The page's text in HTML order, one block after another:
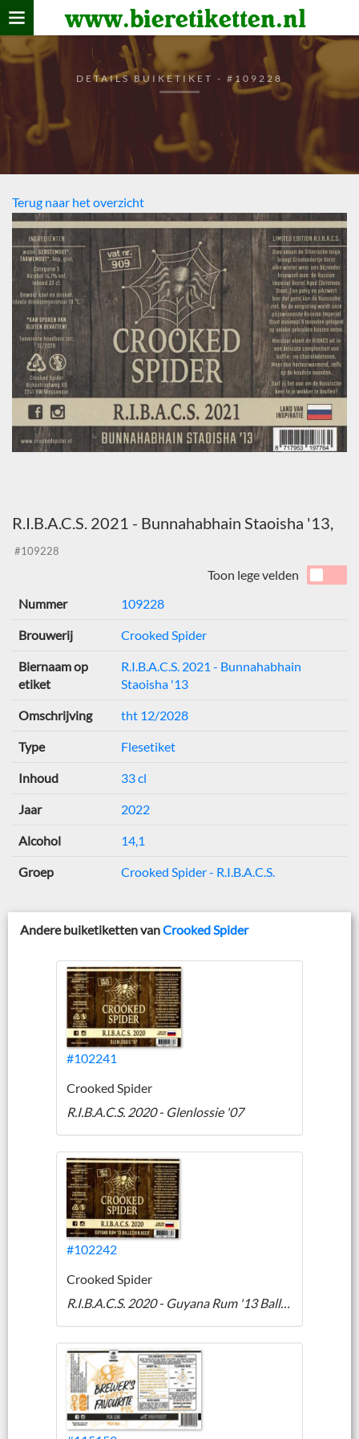
www.bieretiketten.nl
Home
verzamelen
De bierkaart
Bezoekers
DETAILS BUIKETIKET - #109228
Terug naar het overzicht
R.I.B.A.C.S. 2021 - Bunnahabhain Staoisha '13,
#109228
Toon lege velden
Nummer
109228
Brouwerij Crooked Spider
Biernaam op
etiket
R.I.B.A.C.S. 2021 - Bunnahabhain
Staoisha '13
Omschrijving tht 12/2028
Type Flesetiket
Inhoud 33 cl
Jaar 2022
Alcohol 14,1
Groep Crooked Spider - R.I.B.A.C.S.
Andere buiketiketten vanCrooked Spider
#102241
Crooked Spider
R.I.B.A.C.S. 2020 - Glenlossie '07
#102242
Crooked Spider
R.I.B.A.C.S. 2020 - Guyana Rum '13 Ballechin Aged